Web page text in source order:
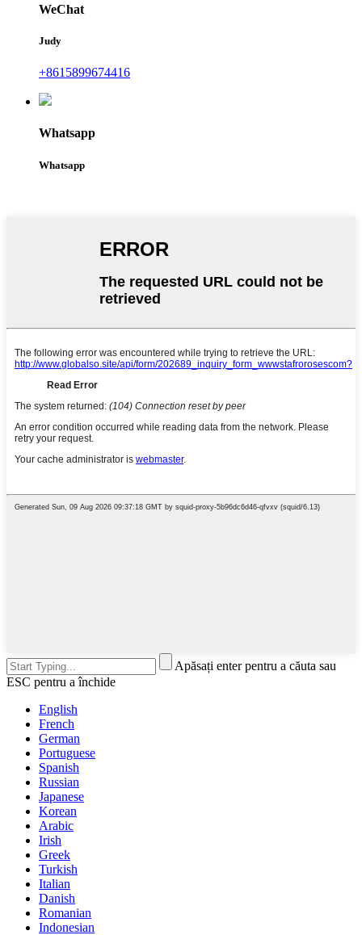
WeChat
Judy
+8615899674416
Whatsapp
Whatsapp
Apăsați enter pentru a căuta sau
ESC pentru a închide
English
French
German
Portuguese
Spanish
Russian
Japanese
Korean
Arabic
Irish
Greek
Turkish
Italian
Danish
Romanian
Indonesian